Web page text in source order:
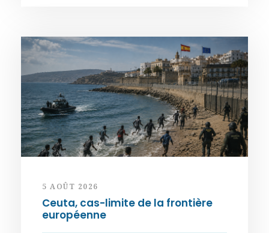
5 AOÛT 2026
Ceuta, cas-limite de la frontière
européenne